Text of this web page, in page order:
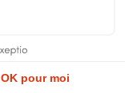
parAgence Off